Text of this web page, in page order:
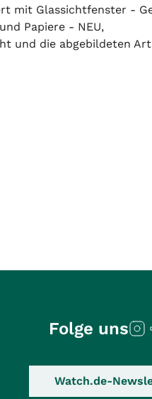
mit Glassichtfenster -
Papiere - NEU,
und die abgebildeten
Folge uns
Watch.de-